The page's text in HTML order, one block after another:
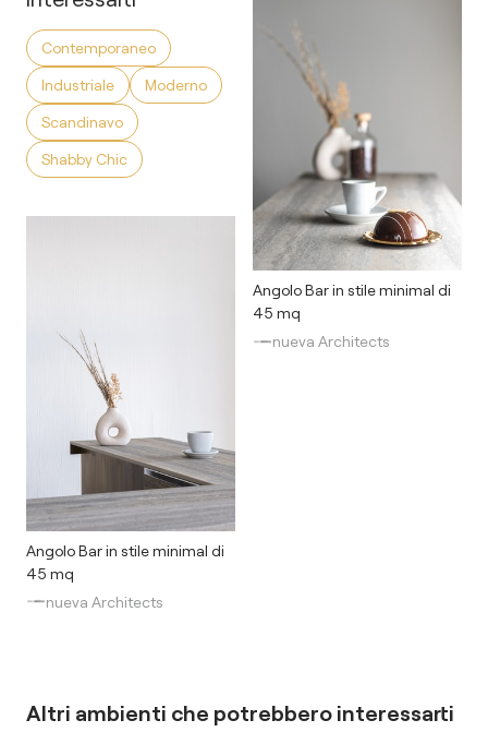
Contemporaneo
Industriale
Moderno
Scandinavo
Shabby Chic
Angolo Bar in stile minimal di
45 mq
nueva Architects
Angolo Bar in stile minimal di
45 mq
nueva Architects
Altri ambienti che potrebbero interessarti